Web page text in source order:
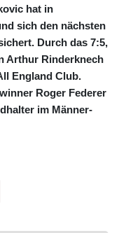
hat in
sich den nächsten
Durch das 7:5,
Arthur Rinderknech
England Club.
Roger Federer
im Männer-